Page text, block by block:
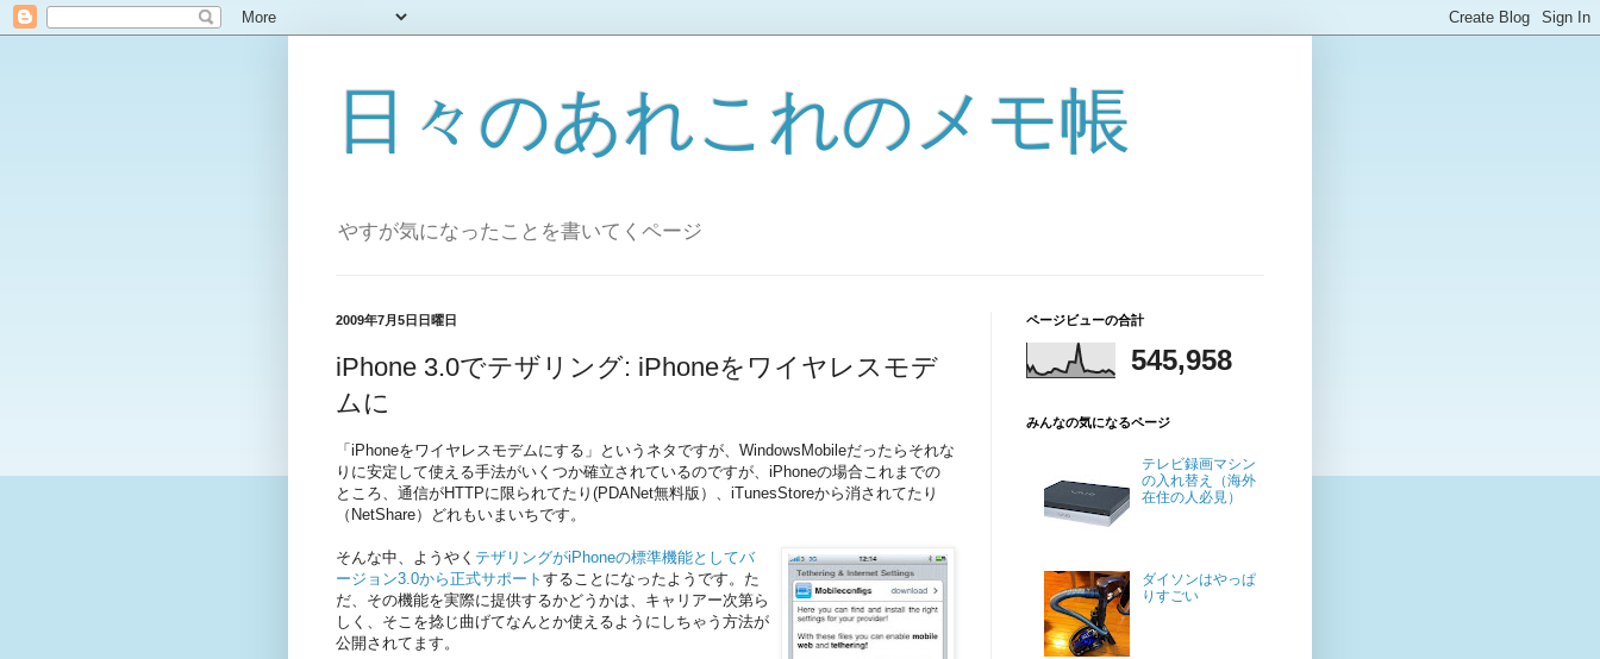
日々のあれこれのメモ帳
やすが気になったことを書いてくページ
2009年7月5日日曜日
iPhone 3.0でテザリング: iPhoneをワイヤレスモデ
ムに
「iPhoneをワイヤレスモデムにする」というネタですが、WindowsMobileだったらそれな
りに安定して使える手法がいくつか確立されているのですが、iPhoneの場合これまでの
ところ、通信がHTTPに限られてたり(PDANet無料版）、iTunesStoreから消されてたり
（NetShare）どれもいまいちです。
そんな中、ようやく テザリングがiPhoneの標準機能としてバ
ージョン3.0から正式サポート することになったようです。た
だ、その機能を実際に提供するかどうかは、キャリアー次第ら
しく、そこを捻じ曲げてなんとか使えるようにしちゃう方法が
公開されてます。
ページビューの合計
545,958
みんなの気になるページ
テレビ録画マシン
の入れ替え（海外
在住の人必見）
ダイソンはやっぱ
りすごい